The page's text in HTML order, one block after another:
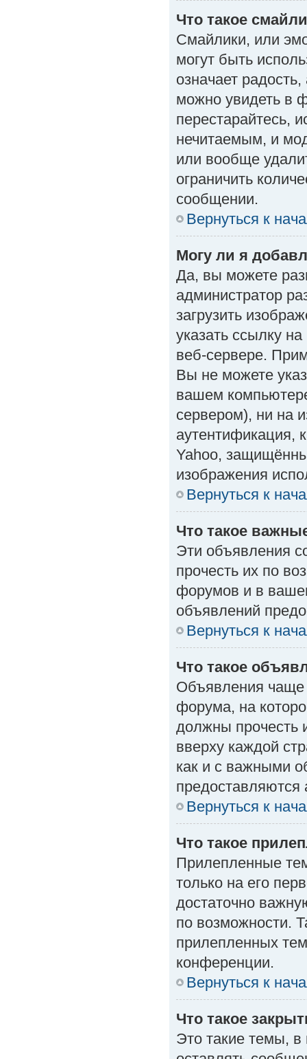
Что такое
Смайлики, или
могут быть
означает
можно увидеть в
перестарайтесь,
нечитаемым, и
или вообще
ограничить
сообщении.
Вернуться к
Могу ли я
Да, вы можете
администратор
загрузить
указать ссылку
веб-сервере.
Вы не можете
вашем
сервером), ни на
аутентификация,
Yahoo,
изображения
Вернуться к
Что такое
Эти объявления
прочесть их по
форумов и в
объявлений
Вернуться к
Что такое
Объявления
форума, на
должны прочесть
вверху каждой
как и с важными
предоставляются
Вернуться к
Что такое
Прилепленные
только на его
достаточно
по возможности.
прилепленных
конференции.
Вернуться к
Что такое
Это такие темы, в